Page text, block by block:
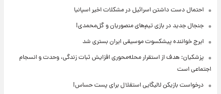
احتمال دست داشتن اسرائیل در مشکلات اخیر اسپانیا
جنجال جدید در بازی تیم‌های منصوریان و گل‌محمدی!
ایرج خواننده پیشکسوت موسیقی ایران بستری شد
پزشکیان: هدف از استقرار محله‌محوری افزایش ثبات زندگی، وحدت و انسجام
اجتماعی است
درخواست بازیکن لالیگایی استقلال برای پست حساس!